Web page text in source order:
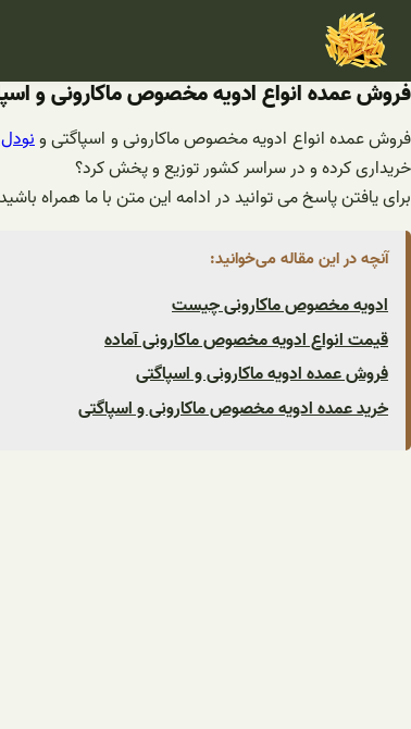
محتوا
فروش عمده انواع ادویه مخصوص ماکارونی و
فروش عمده انواع ادویه مخصوص ماکارونی و اسپاگتی و
خریداری کرده و در سراسر کشور توزیع و پخش کرد؟
برای یافتن پاسخ می توانید در ادامه این متن با ما همراه
آنچه در این مقاله می‌خوانید:
ادویه مخصوص ماکارونی چیست
قیمت انواع ادویه مخصوص ماکارونی آماده
فروش عمده ادویه ماکارونی و اسپاگتی
خرید عمده ادویه مخصوص ماکارونی و اسپاگتی